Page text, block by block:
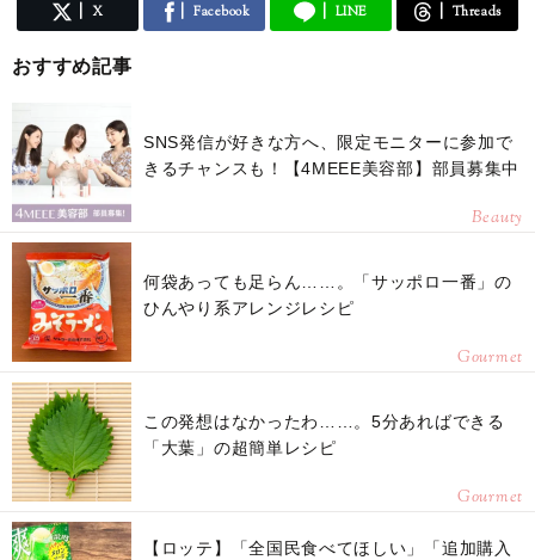
X Facebook LINE Threads
おすすめ記事
SNS発信が好きな方へ、限定モニターに参加で
きるチャンスも！【4MEEE美容部】部員募集中
Beauty
何袋あっても足らん……。「サッポロ一番」の
ひんやり系アレンジレシピ
Gourmet
この発想はなかったわ……。5分あればできる
「大葉」の超簡単レシピ
Gourmet
【ロッテ】「全国民食べてほしい」「追加購入